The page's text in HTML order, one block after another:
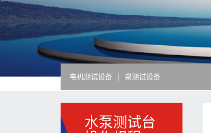
电机测试设备 泵测试设备
水泵测试台